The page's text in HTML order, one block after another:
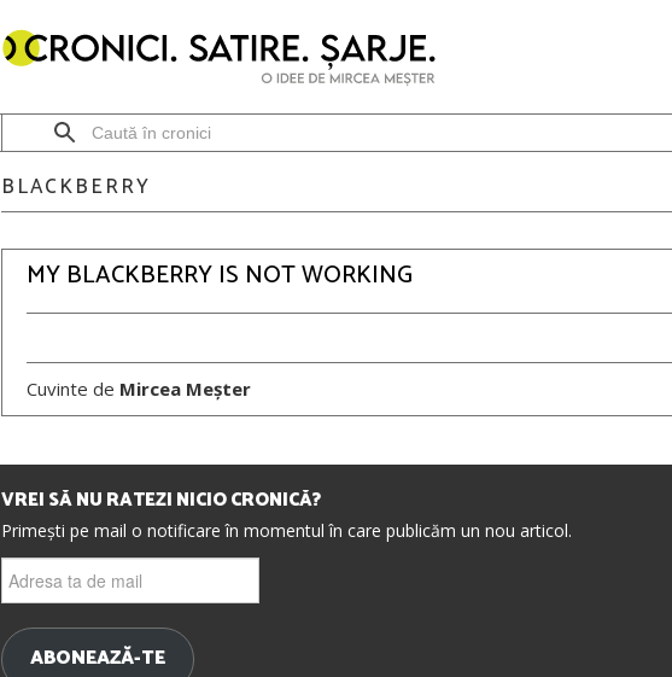
BLACKBERRY
MY BLACKBERRY IS NOT WORKING
Cuvinte de Mircea Meșter
VREI SĂ NU RATEZI NICIO CRONICĂ?
Primești pe mail o notificare în momentul în care publicăm un nou articol.
ta
mail
ABONEAZĂ-TE